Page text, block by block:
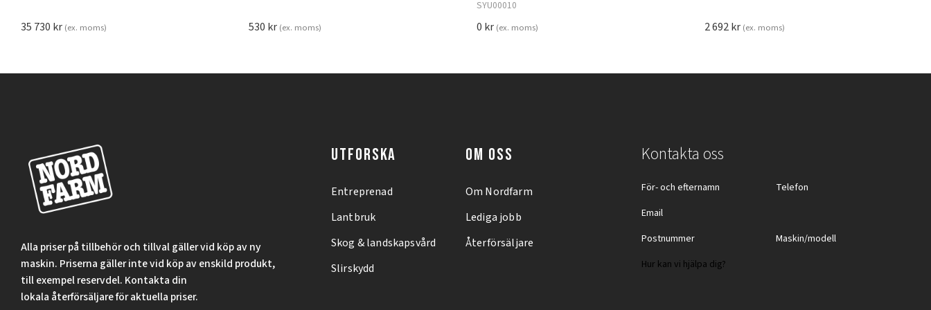
35 730 kr (ex. moms) 530 kr (ex. moms)
SYU00010
0 kr (ex. moms) 2 692kr (ex. moms)
Alla priser på tillbehör och tillval gäller vid köp av ny
maskin. Priserna gäller inte vid köp av enskild produkt,
till exempel reservdel. Kontakta din
lokala återförsäljare för aktuella priser.
UTFORSKA
Entreprenad
Lantbruk
Skog & landskapsvård
Slirskydd
OM OSS
Om Nordfarm
Lediga jobb
Återförsäljare
Kontakta oss